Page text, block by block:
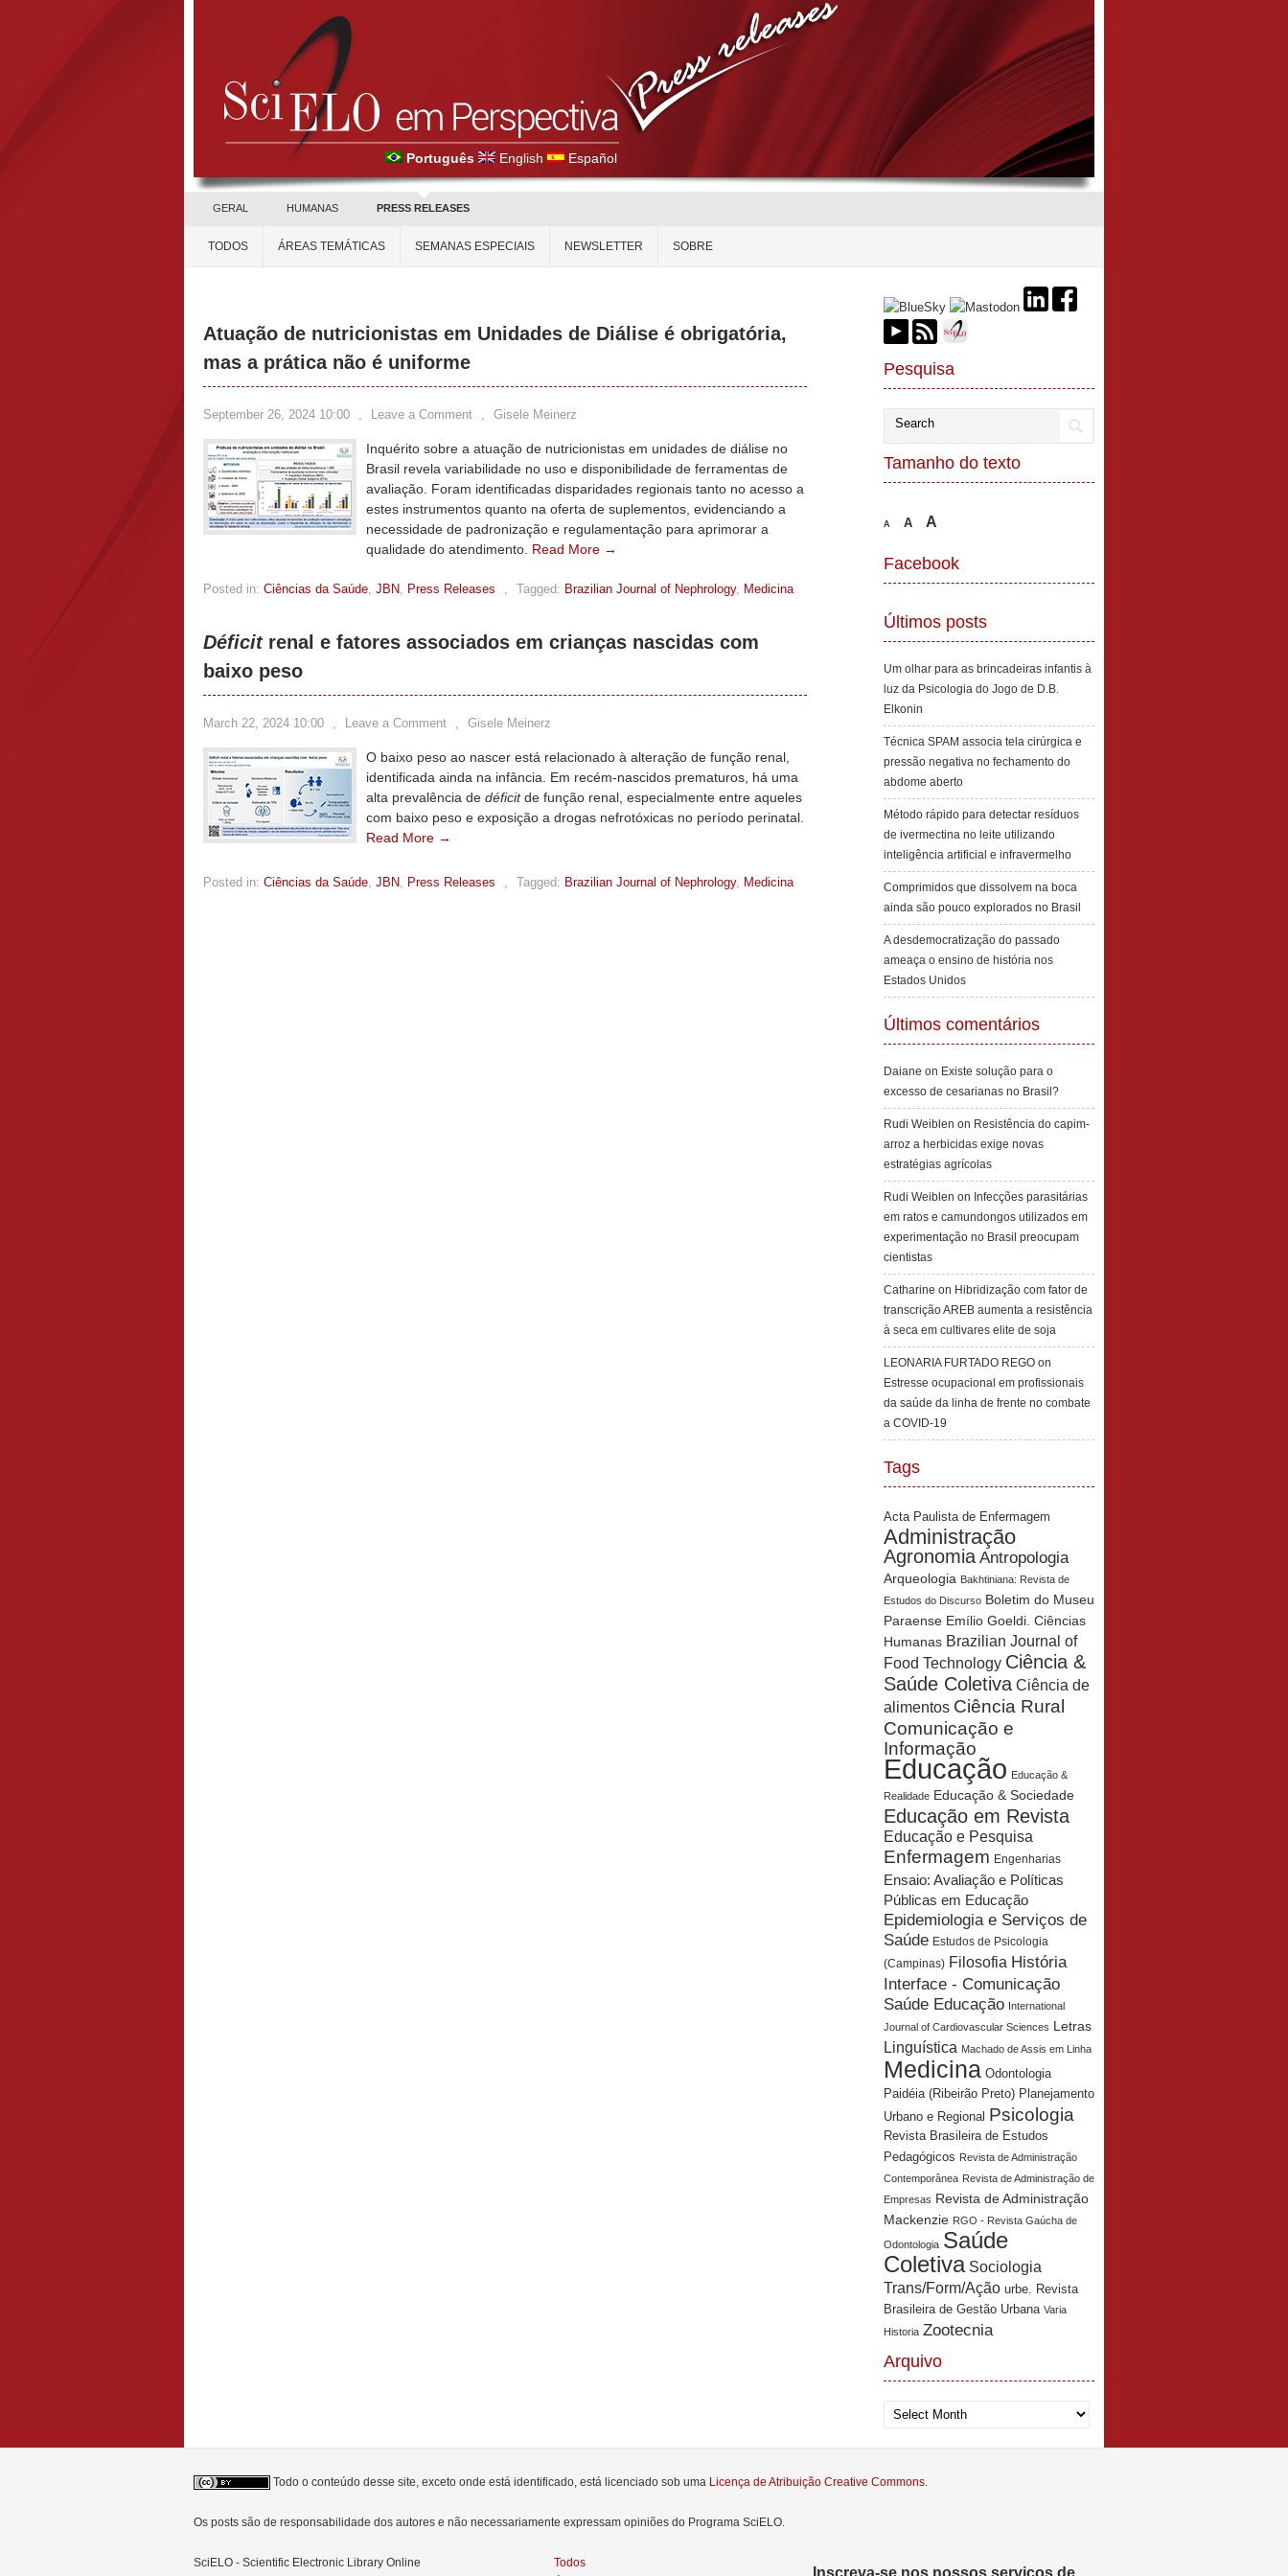
Português English Español
GERAL HUMANAS PRESS RELEASES
TODOS ÁREAS TEMÁTICAS SEMANAS ESPECIAIS NEWSLETTER SOBRE
Atuação de nutricionistas em Unidades de Diálise é obrigatória,
mas a prática não é uniforme
September 26, 2024 10:00 , Leave a Comment , Gisele Meinerz
Inquérito sobre a atuação de nutricionistas em unidades de diálise no
Brasil revela variabilidade no uso e disponibilidade de ferramentas de
avaliação. Foram identificadas disparidades regionais tanto no acesso a
estes instrumentos quanto na oferta de suplementos, evidenciando a
necessidade de padronização e regulamentação para aprimorar a
qualidade do atendimento. Read More →
Posted in: Ciências da Saúde, JBN, Press Releases , Tagged: Brazilian Journal of Nephrology, Medicina
Déficitrenal e fatores associados em crianças nascidas com
baixo peso
March 22, 2024 10:00 , Leave a Comment , Gisele Meinerz
O baixo peso ao nascer está relacionado à alteração de função renal,
identificada ainda na infância. Em recém-nascidos prematuros, há uma
alta prevalência de déficitde função renal, especialmente entre aqueles
com baixo peso e exposição a drogas nefrotóxicas no período perinatal.
Read More →
Posted in: Ciências da Saúde, JBN, Press Releases , Tagged: Brazilian Journal of Nephrology, Medicina
Pesquisa
Tamanho do texto
A A A
Facebook
Últimos posts
Um olhar para as brincadeiras infantis à
luz da Psicologia do Jogo de D.B.
Elkonin
Técnica SPAM associa tela cirúrgica e
pressão negativa no fechamento do
abdome aberto
Método rápido para detectar resíduos
de ivermectina no leite utilizando
inteligência artificial e infravermelho
Comprimidos que dissolvem na boca
ainda são pouco explorados no Brasil
A desdemocratização do passado
ameaça o ensino de história nos
Estados Unidos
Últimos comentários
Daiane on Existe solução para o
excesso de cesarianas no Brasil?
Rudi Weiblen on Resistência do capim-
arroz a herbicidas exige novas
estratégias agrícolas
Rudi Weiblen on Infecções parasitárias
em ratos e camundongos utilizados em
experimentação no Brasil preocupam
cientistas
Catharine on Hibridização com fator de
transcrição AREB aumenta a resistência
à seca em cultivares elite de soja
LEONARIA FURTADO REGO on
Estresse ocupacional em profissionais
da saúde da linha de frente no combate
a COVID-19
Tags
Acta Paulista de Enfermagem
Administração
Agronomia Antropologia
Arqueologia Bakhtiniana: Revista de
Estudos do Discurso Boletim do Museu
Paraense Emílio Goeldi. Ciências
Humanas Brazilian Journal of
Food Technology Ciência &
Saúde Coletiva Ciência de
alimentos Ciência Rural
Comunicação e
Informação
Educação Educação &
Realidade Educação & Sociedade
Educação em Revista
Educação e Pesquisa
Enfermagem Engenharias
Ensaio: Avaliação e Políticas
Públicas em Educação
Epidemiologia e Serviços de
Saúde Estudos de Psicologia
(Campinas) Filosofia História
Interface - Comunicação
Saúde Educação International
Journal of Cardiovascular Sciences Letras
Linguística Machado de Assis em Linha
Medicina Odontologia
Paidéia (Ribeirão Preto) Planejamento
Urbano e Regional Psicologia
Revista Brasileira de Estudos
Pedagógicos Revista de Administração
Contemporânea Revista de Administração de
Empresas Revista de Administração
Mackenzie RGO - Revista Gaúcha de
Odontologia Saúde
Coletiva Sociologia
Trans/Form/Ação urbe. Revista
Brasileira de Gestão Urbana Varia
Historia Zootecnia
Arquivo
Arquivo
Todo o conteúdo desse site, exceto onde está identificado, está licenciado sob uma Licença de Atribuição Creative Commons.
Os posts são de responsabilidade dos autores e não necessariamente expressam opiniões do Programa SciELO.
SciELO - Scientific Electronic Library Online Todos
Inscreva-se nos nossos serviços de